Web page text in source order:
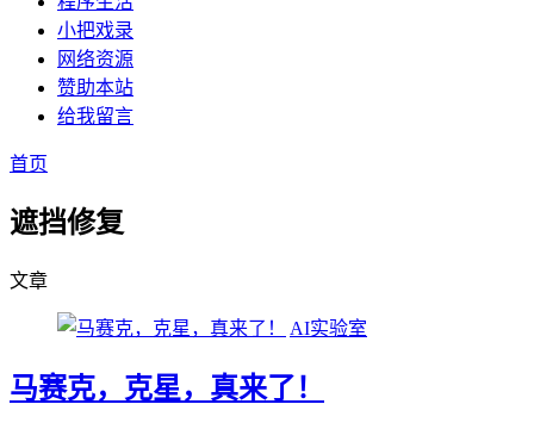
小把戏录
网络资源
赞助本站
给我留言
首页
遮挡修复
文章
AI实验室
马赛克，克星，真来了！